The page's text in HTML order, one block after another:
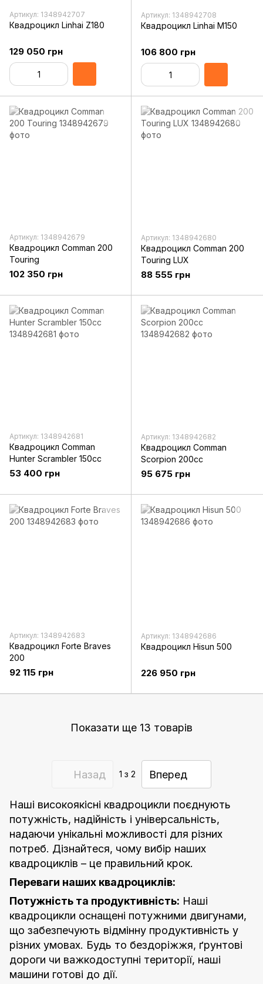
Артикул: 1348942707
Квадроцикл Linhai Z180
129 050 грн
Артикул: 1348942708
Квадроцикл Linhai М150
106 800 грн
Артикул: 1348942679
Квадроцикл Comman 200
Touring
102 350 грн
Артикул: 1348942680
Квадроцикл Comman 200
Touring LUX
88 555 грн
Артикул: 1348942681
Квадроцикл Comman
Hunter Scrambler 150cc
53 400 грн
Артикул: 1348942682
Квадроцикл Comman
Scorpion 200cc
95 675 грн
Артикул: 1348942683
Квадроцикл Forte Braves
200
92 115 грн
Артикул: 1348942686
Квадроцикл Hisun 500
226 950 грн
Показати ще 13 товарів
Назад 1 з 2 Вперед
Наші високоякісні квадроцикли поєднують
потужність, надійність і універсальність,
надаючи унікальні можливості для різних
потреб. Дізнайтеся, чому вибір наших
квадроциклів – це правильний крок.
Переваги наших квадроциклів:
Потужність та продуктивність: Наші
квадроцикли оснащені потужними двигунами,
що забезпечують відмінну продуктивність у
різних умовах. Будь то бездоріжжя, ґрунтові
дороги чи важкодоступні території, наші
машини готові до дії.